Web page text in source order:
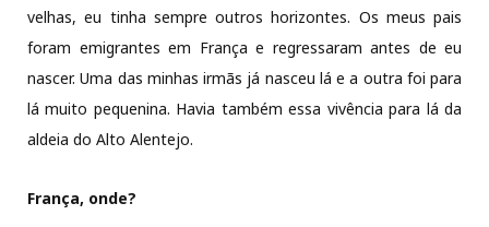
velhas, eu tinha sempre outros horizontes. Os meus pais
foram emigrantes em França e regressaram antes de eu
nascer. Uma das minhas irmãs já nasceu lá e a outra foi para
lá muito pequenina. Havia também essa vivência para lá da
aldeia do Alto Alentejo.
França, onde?